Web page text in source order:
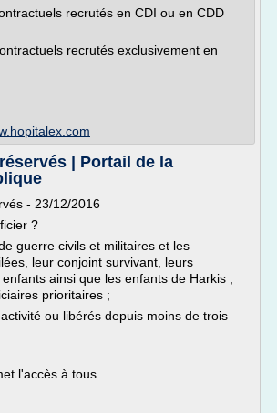
recrutés en CDI ou en CDD
recrutés exclusivement en
| Portail de la
- 23/12/2016
?
guerre civils et militaires et les
leur conjoint survivant, leurs
ainsi que les enfants de Harkis ;
prioritaires ;
ou libérés depuis moins de trois
l'accès à tous...